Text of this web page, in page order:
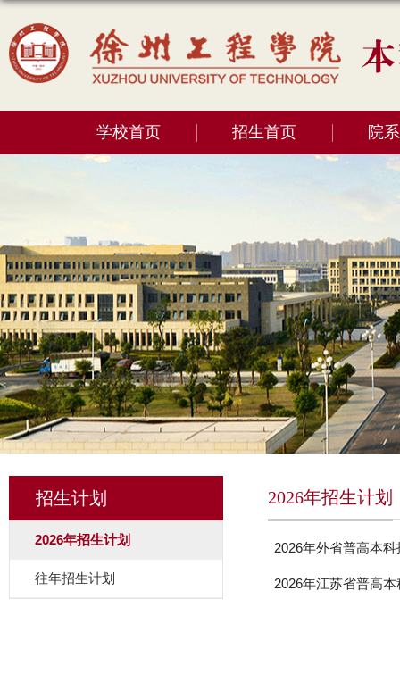
学校首页 招生首页 院
招生计划
2026年招生计划
往年招生计划
2026年招生计划
2026年外省普高本
2026年江苏省普高